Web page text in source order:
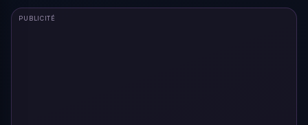
PUBLICITÉ